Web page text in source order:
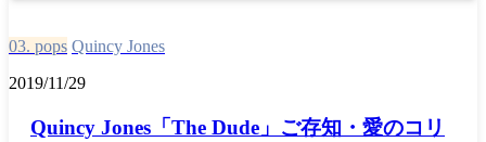
03. pops Quincy Jones
2019/11/29
Quincy Jones「The Dude」ご存知・愛のコリ